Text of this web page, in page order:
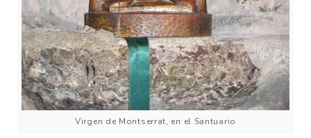
Virgen de Montserrat, en el Santuario